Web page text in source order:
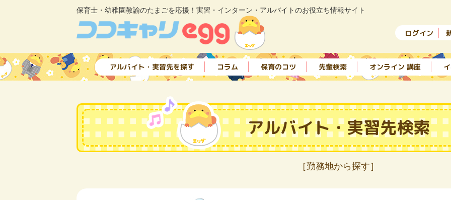
保育士・幼稚園教諭のたまごを応援！実習・インターン・アルバイトのお役立ち情報サイト
ログイン
アルバイト・実習先を探す コラム 保育のコツ 先輩検索 オンライン 講座
アルバイト・実習先検索
［勤務地から探す］